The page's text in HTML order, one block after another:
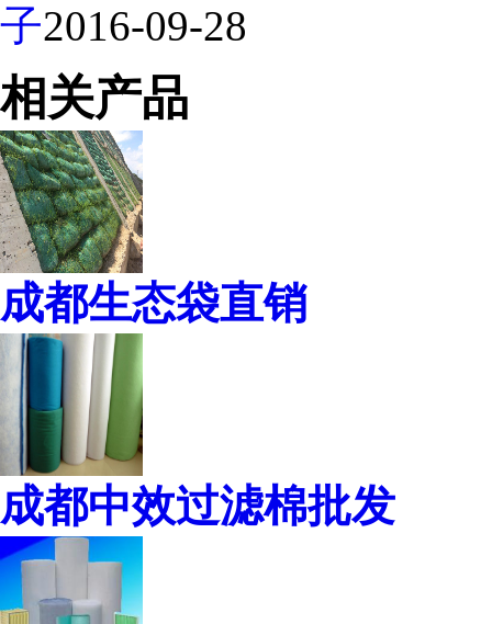
子2016-09-28
相关产品
成都生态袋直销
成都中效过滤棉批发